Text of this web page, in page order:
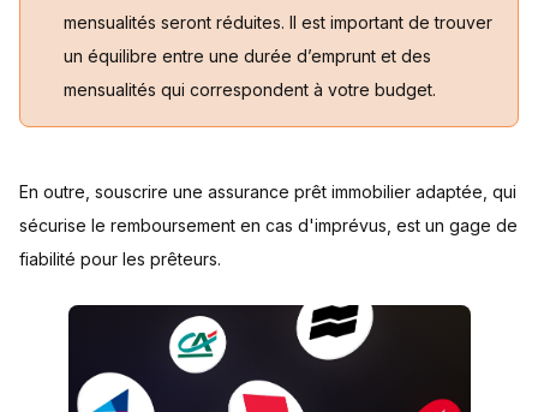
mensualités seront réduites. Il est important de trouver
un équilibre entre une durée d’emprunt et des
mensualités qui correspondent à votre budget.
En outre, souscrire une assurance prêt immobilier adaptée, qui
sécurise le remboursement en cas d'imprévus, est un gage de
fiabilité pour les prêteurs.